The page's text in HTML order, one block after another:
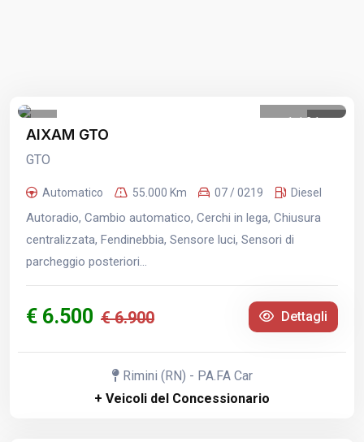
1 /21
AIXAM GTO
GTO
Automatico 55.000 Km 07 / 0219 Diesel
Autoradio, Cambio automatico, Cerchi in lega, Chiusura
centralizzata, Fendinebbia, Sensore luci, Sensori di
parcheggio posteriori...
€ 6.500 € 6.900 Dettagli
Rimini (RN) - PA.FA Car
+ Veicoli del Concessionario